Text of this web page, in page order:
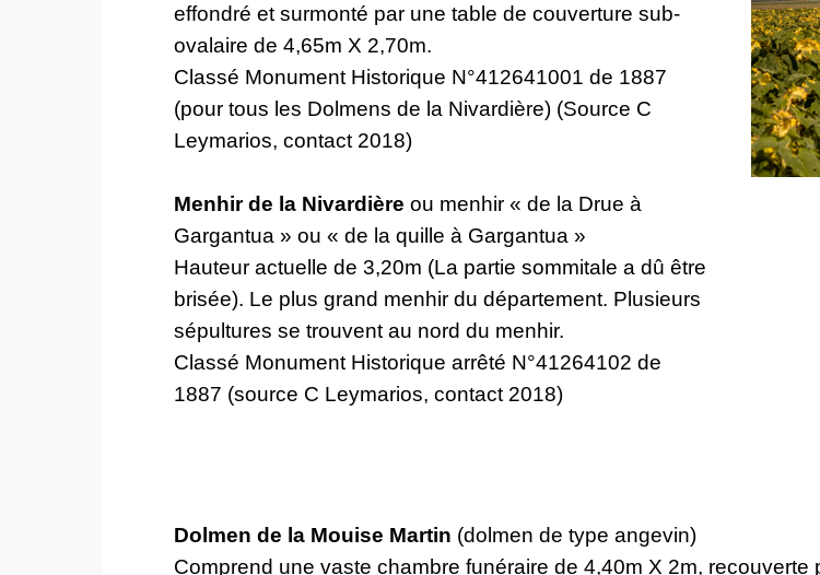
effondré et surmonté par une table de couverture sub-
ovalaire de 4,65m X 2,70m.
Classé Monument Historique N°412641001 de 1887
(pour tous les Dolmens de la Nivardière) (Source C
Leymarios, contact 2018)
Menhir de la Nivardièreou menhir « de la Drue à
Gargantua » ou « de la quille à Gargantua »
Hauteur actuelle de 3,20m (La partie sommitale a dû être
brisée). Le plus grand menhir du département. Plusieurs
sépultures se trouvent au nord du menhir.
Classé Monument Historique arrêté N°41264102 de
1887 (source C Leymarios, contact 2018)
Dolmen de la Mouise Martin (dolmen de type angevin)
Comprend une vaste chambre funéraire de 4,40m X 2m,